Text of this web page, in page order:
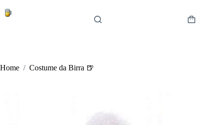
Carrello
Home / Costume da Birra 🍺